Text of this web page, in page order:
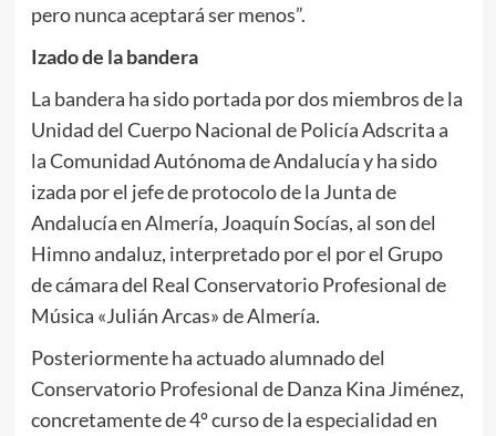
pero nunca aceptará ser menos”.
Izado de la bandera
La bandera ha sido portada por dos miembros de la
Unidad del Cuerpo Nacional de Policía Adscrita a
la Comunidad Autónoma de Andalucía y ha sido
izada por el jefe de protocolo de la Junta de
Andalucía en Almería, Joaquín Socías, al son del
Himno andaluz, interpretado por el por el Grupo
de cámara del Real Conservatorio Profesional de
Música «Julián Arcas» de Almería.
Posteriormente ha actuado alumnado del
Conservatorio Profesional de Danza Kina Jiménez,
concretamente de 4º curso de la especialidad en